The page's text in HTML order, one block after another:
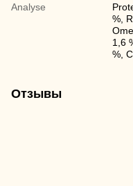
Analyse
%,
1,6
%,
Отзывы